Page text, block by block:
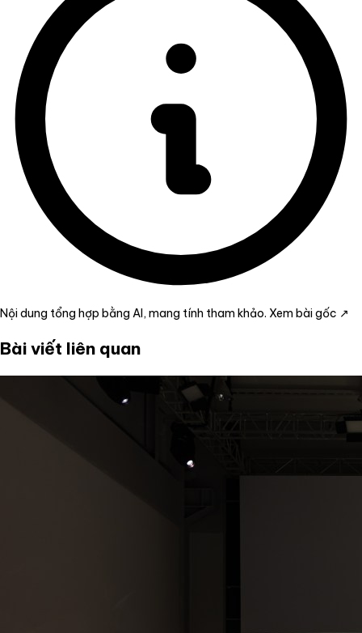
Nội dung tổng hợp bằng AI, mang tính tham khảo. Xem bài gốc ↗
Bài viết liên quan